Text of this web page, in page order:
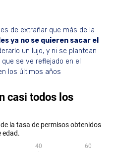
de extrañar que más de la
ya no se quieren sacar el
un lujo, y ni se plantean
se ve reflejado en el
los últimos años